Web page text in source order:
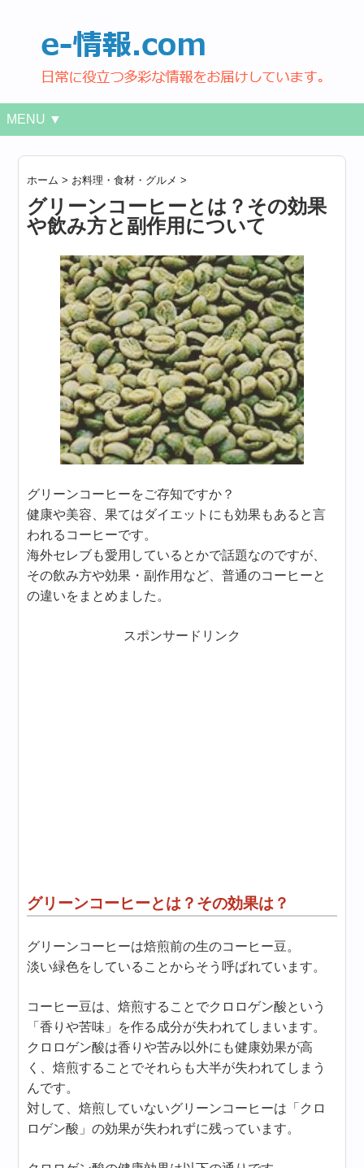
MENU ▼
ホーム > お料理・食材・グルメ >
グリーンコーヒーとは？その効果
や飲み方と副作用について
グリーンコーヒーをご存知ですか？
健康や美容、果てはダイエットにも効果もあると言
われるコーヒーです。
海外セレブも愛用しているとかで話題なのですが、
その飲み方や効果・副作用など、普通のコーヒーと
の違いをまとめました。
スポンサードリンク
グリーンコーヒーとは？その効果は？
グリーンコーヒーは焙煎前の生のコーヒー豆。
淡い緑色をしていることからそう呼ばれています。
コーヒー豆は、焙煎することでクロロゲン酸という
「香りや苦味」を作る成分が失われてしまいます。
クロロゲン酸は香りや苦み以外にも健康効果が高
く、焙煎することでそれらも大半が失われてしまう
んです。
対して、焙煎していないグリーンコーヒーは「クロ
ロゲン酸」の効果が失われずに残っています。